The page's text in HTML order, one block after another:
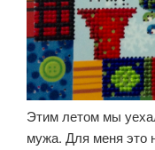
Этим летом мы
мужа. Для меня это